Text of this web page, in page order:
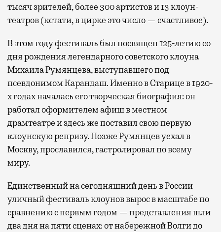
тысяч зрителей, более 300 артистов и 13 клоун-
театров (кстати, в цирке это число — счастливое).
В этом году фестиваль был посвящен 125-летию со
дня рождения легендарного советского клоуна
Михаила Румянцева, выступавшего под
псевдонимом Карандаш. Именно в Старице в 1920-
х годах началась его творческая биография: он
работал оформителем афиш в местном
драмтеатре и здесь же поставил свою первую
клоунскую репризу. Позже Румянцев уехал в
Москву, прославился, гастролировал по всему
миру.
Единственный на сегодняшний день в России
уличный фестиваль клоунов вырос в масштабе по
сравнению с первым годом — представления шли
два дня на пяти сценах: от набережной Волги до